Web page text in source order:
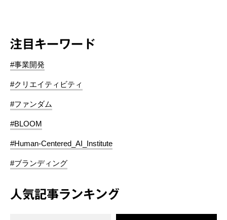
注目キーワード
#事業開発
#クリエイティビティ
#ファンダム
#BLOOM
#Human-Centered_AI_Institute
#ブランディング
人気記事ランキング